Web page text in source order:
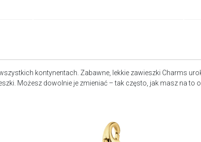
kontynentach. Zabawne, lekkie zawieszki Charms
Możesz dowolnie je zmieniać – tak często, jak masz na to